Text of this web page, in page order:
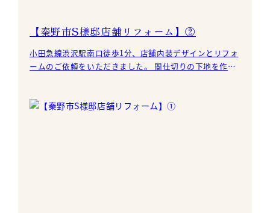
【秦野市S様邸店舗リフォーム】②
小田急線渋沢駅南口徒歩1分、店舗内装デザインとリフォ
ームのご依頼をいただきました。 間仕切りの下地を作っ